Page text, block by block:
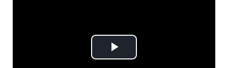
Play